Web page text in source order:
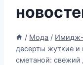
/ Мода /
десерты жуткие и
сметаной: свежий